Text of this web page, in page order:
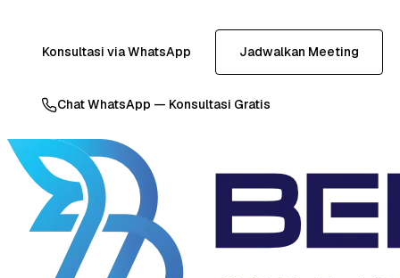
Konsultasi via WhatsApp Jadwalkan Meeting
Chat WhatsApp — Konsultasi Gratis